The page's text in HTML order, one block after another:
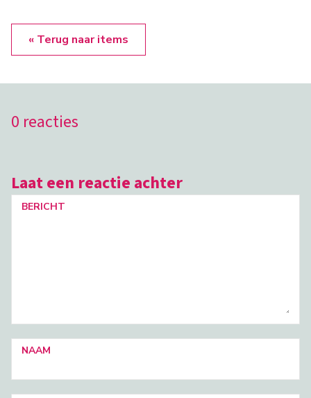
« Terug naar items
0 reacties
Laat een reactie achter
BERICHT
NAAM